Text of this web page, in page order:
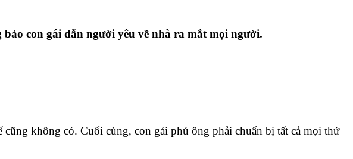
con gái dẫn người yêu về nhà ra mắt mọi người.
không có. Cuối cùng, con gái phú ông phải chuẩn bị tất cả mọi thứ